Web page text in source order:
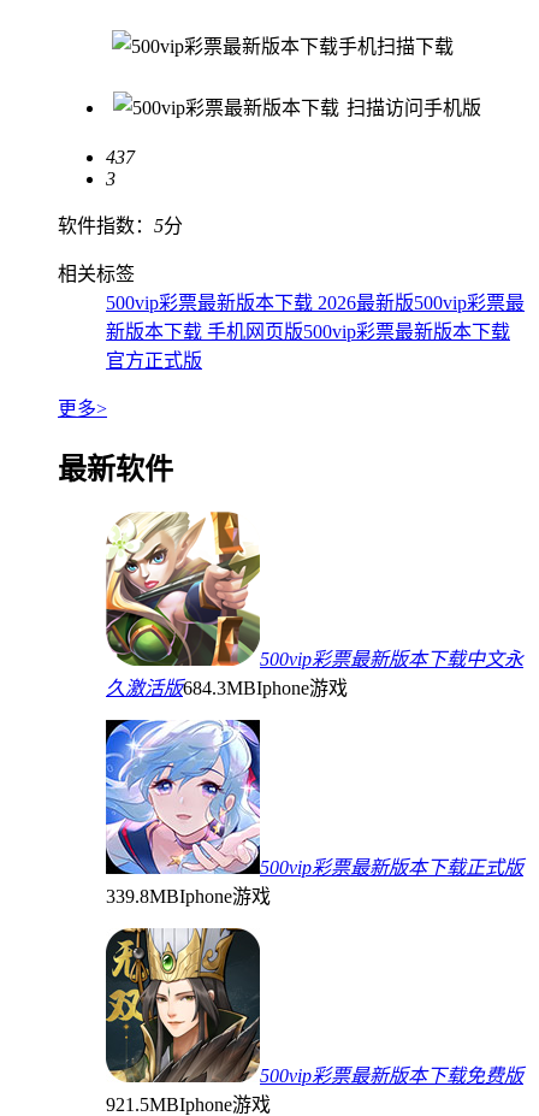
手机扫描下载
扫描访问手机版
437
3
软件指数： 5分
相关标签
500vip彩票最新版本下载 2026最新版500vip彩票最
新版本下载 手机网页版500vip彩票最新版本下载
官方正式版
更多>
最新软件
500vip彩票最新版本下载中文永
久激活版684.3MBIphone游戏
500vip彩票最新版本下载正式版
339.8MBIphone游戏
500vip彩票最新版本下载免费版
921.5MBIphone游戏